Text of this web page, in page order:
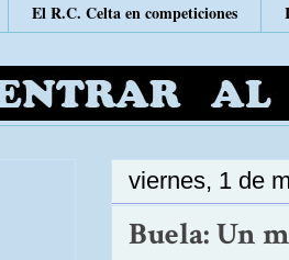
El R.C. Celta en competiciones
viernes, 1 de
Buela: Un